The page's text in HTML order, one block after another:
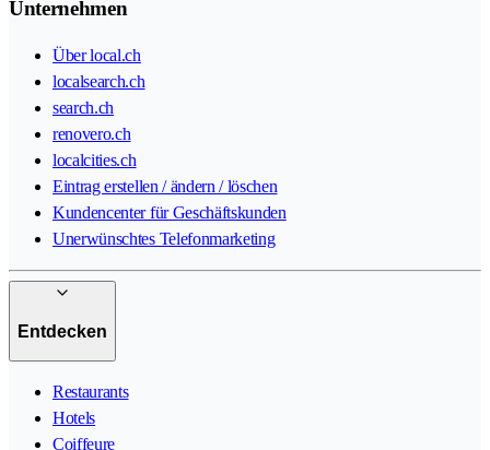
Unternehmen
Über local.ch
localsearch.ch
search.ch
renovero.ch
localcities.ch
Eintrag erstellen / ändern / löschen
Kundencenter für Geschäftskunden
Unerwünschtes Telefonmarketing
Entdecken
Restaurants
Hotels
Coiffeure